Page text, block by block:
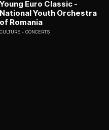
Young Euro Classic -
National Youth Orchestra
of Romania
CULTURE CONCERTS